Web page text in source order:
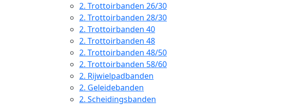
2. Trottoirbanden 26/30
2. Trottoirbanden 28/30
2. Trottoirbanden 40
2. Trottoirbanden 48
2. Trottoirbanden 48/50
2. Trottoirbanden 58/60
2. Rijwielpadbanden
2. Geleidebanden
2. Scheidingsbanden